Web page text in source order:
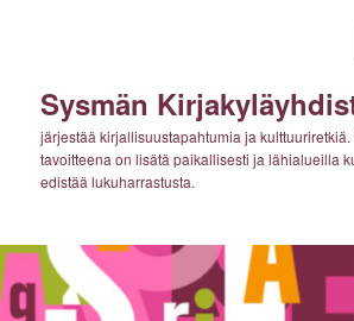
Sysmän
järjestää kirjallisuustapahtumia ja kulttuuriretkiä.
tavoitteena on lisätä paikallisesti ja lähialueilla
edistää lukuharrastusta.